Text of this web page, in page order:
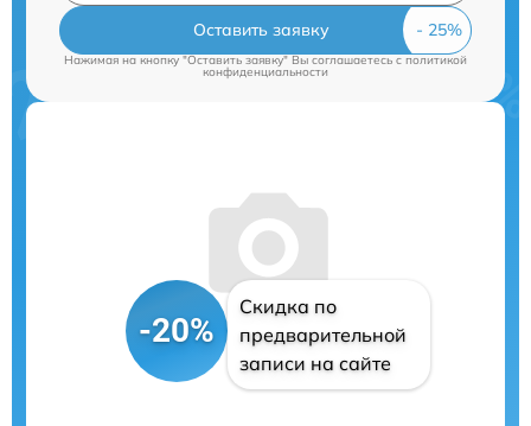
Оставить заявку
Нажимая на кнопку "Оставить заявку" Вы соглашаетесь cполитикой
конфиденциальности
-20%
Скидка по
предварительной
записи на сайте